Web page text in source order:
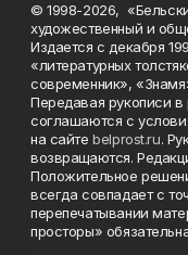
© 1998-2026,
художественный и
Издается с декабря
«литературных
современник»,
Передавая рукописи
соглашаются с
на сайтеbelprost.ru.
возвращаются.
Положительное
всегда совпадает с
перепечатывании
просторы»